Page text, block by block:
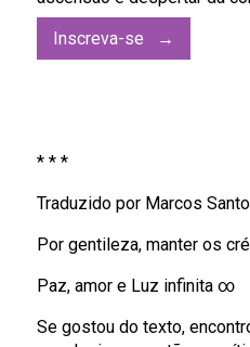
Inscreva-se →
* * *
Traduzido por Marcos
Por gentileza, manter os
Paz, amor e Luz infinita ∞
Se gostou do texto,